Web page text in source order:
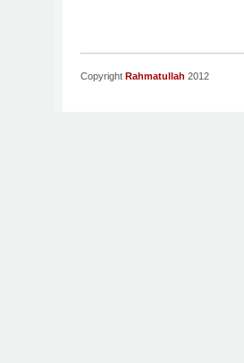
Copyright Rahmatullah 2012